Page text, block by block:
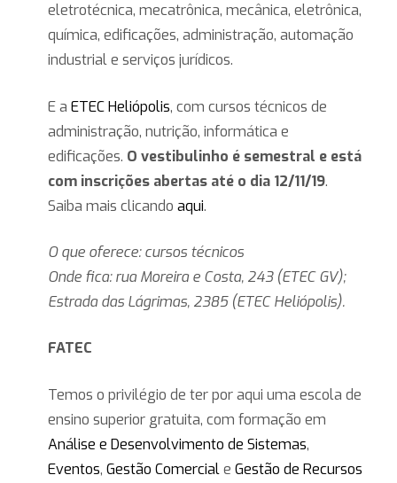
eletrotécnica, mecatrônica, mecânica, eletrônica,
química, edificações, administração, automação
industrial e serviços jurídicos.
E a ETEC Heliópolis, com cursos técnicos de
administração, nutrição, informática e
edificações. O vestibulinho é semestral e está
com inscrições abertas até o dia 12/11/19.
Saiba mais clicando aqui.
O que oferece: cursos técnicos
Onde fica: rua Moreira e Costa, 243 (ETEC GV);
Estrada das Lágrimas, 2385 (ETEC Heliópolis).
FATEC
Temos o privilégio de ter por aqui uma escola de
ensino superior gratuita, com formação em
Análise e Desenvolvimento de Sistemas,
Eventos, Gestão Comerciale Gestão de Recursos